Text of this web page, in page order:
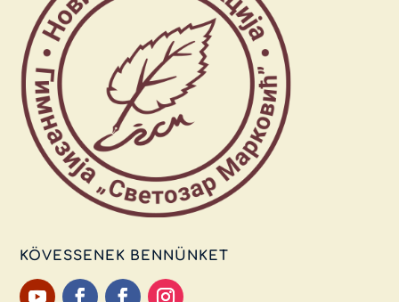
KÖVESSENEK BENNÜNKET